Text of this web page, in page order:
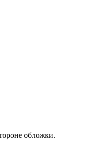
обложки.